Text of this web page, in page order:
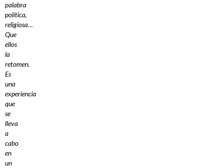
palabra
política,
religiosa…
Que
ellos
la
retomen.
Es
una
experiencia
que
se
lleva
a
cabo
en
un